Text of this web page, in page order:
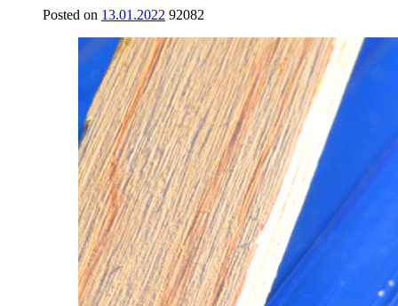
Posted on 13.01.2022 92082